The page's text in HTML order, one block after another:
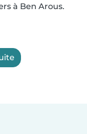
à Ben Arous.